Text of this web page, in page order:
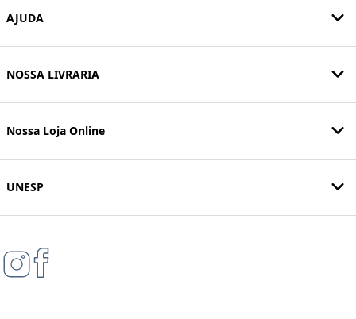
AJUDA
NOSSA LIVRARIA
Nossa Loja Online
UNESP